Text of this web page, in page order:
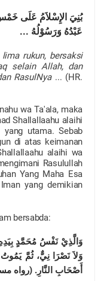
بُنِيَ الإِسْلاَمُ عَلَى
عَبْدُهُ وَرَسُوْلُهُ ...
rukun, bersaksi
selain Allah, dan
RasulNya... (HR.
wa Ta'ala, maka
Shallallaahu alaihi
utama. Sebab
di atas keimanan
alaihi wa
Rasulullah
Yang Maha Esa
yang demikian
bersabda:
وَالَّذِيْ نَفْسُ مُحَمَّدٍ
وَلاَ نَصْرَا نِيٌّ، ثُمَّ
أَصْحَابِ النَّارِ. (رواه